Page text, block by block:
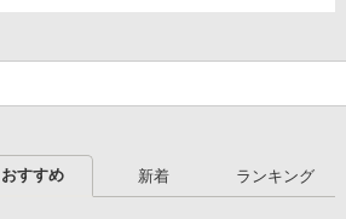
おすすめ 新着 ランキング